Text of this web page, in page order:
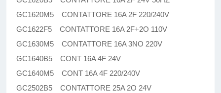
GC1620M5 CONTATTORE 16A 2F 220/240V
GC1622F5 CONTATTORE 16A 2F+2O 110V
GC1630M5 CONTATTORE 16A 3NO 220V
GC1640B5 CONT 16A 4F 24V
GC1640M5 CONT 16A 4F 220/240V
GC2502B5 CONTATTORE 25A 2O 24V